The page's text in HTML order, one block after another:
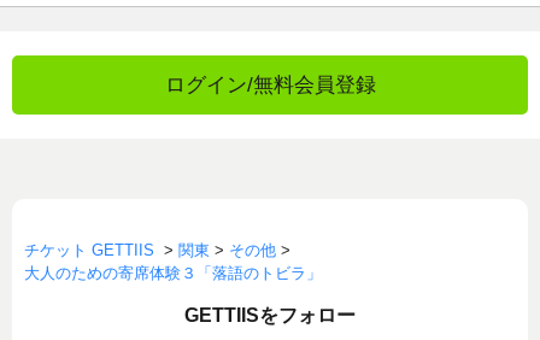
ログイン/無料会員登録
チケット GETTIIS > 関東 > その他 >
大人のための寄席体験３「落語のトビラ」
GETTIISをフォロー